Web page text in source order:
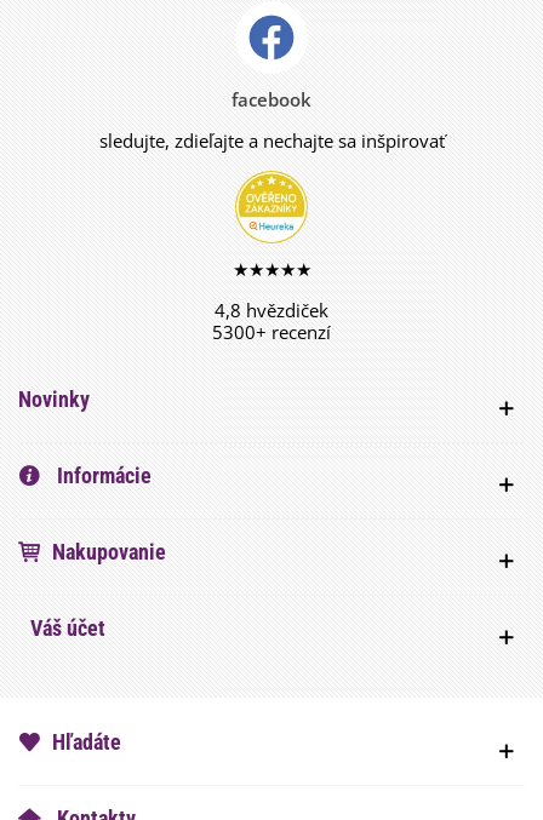
facebook
sledujte, zdieľajte a nechajte sa inšpirovať
★★★★★
4,8 hvězdiček
5300+ recenzí
Novinky
Informácie
Nakupovanie
Váš účet
Hľadáte